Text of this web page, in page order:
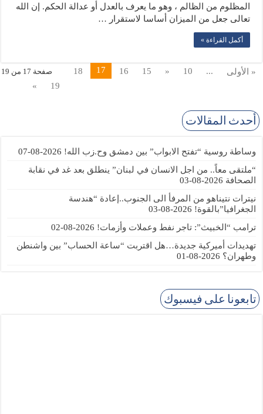
المظلوم من الظالم ، وهو ما يعرف بالعدل أو عدالة الحكم. إن الله
تعالى جعل من الميزان أساسا لاستقرار …
أكمل القراءة »
صفحة 17 من 19 « الأولى ...
10
«
15
16
17
18
19
»
أحدث المقالات
وساطة روسية “تفتح الابواب” بين دمشق وح.زب الله! 2026-08-07
“ملتقى معاً.. من اجل الانسان في لبنان” ينطلق بعد غد في نقابة
الصحافة 2026-08-03
نيترات نتيناهو من المرفأ الى الجنوب..إعادة “هندسة
الجغرافيا”بالقوة! 2026-08-03
ترامب “الخبيث”: تاجر نفط وعملات وأزمات! 2026-08-02
تهديدات أميركية جديدة…هل اقتربت “ساعة الحساب” بين واشنطن
وطهران؟ 2026-08-01
تابعونا على فيسبوك